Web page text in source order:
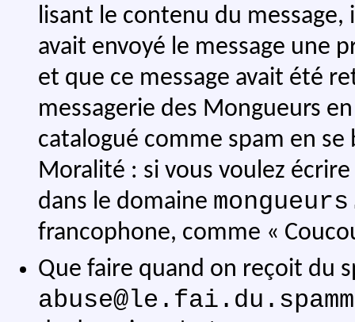
lisant le contenu du
avait envoyé le message une
et que ce message avait été
messagerie des Mongueurs
catalogué comme spam en
Moralité : si vous voulez
dans le domaine
francophone, comme «
Que faire quand on reçoit du